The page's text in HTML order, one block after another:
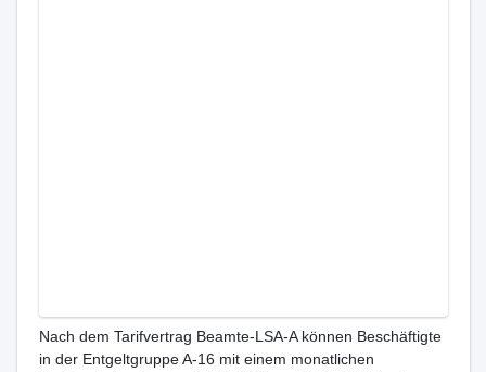
Nach dem Tarifvertrag Beamte-LSA-A können Beschäftigte
in der Entgeltgruppe A-16 mit einem monatlichen